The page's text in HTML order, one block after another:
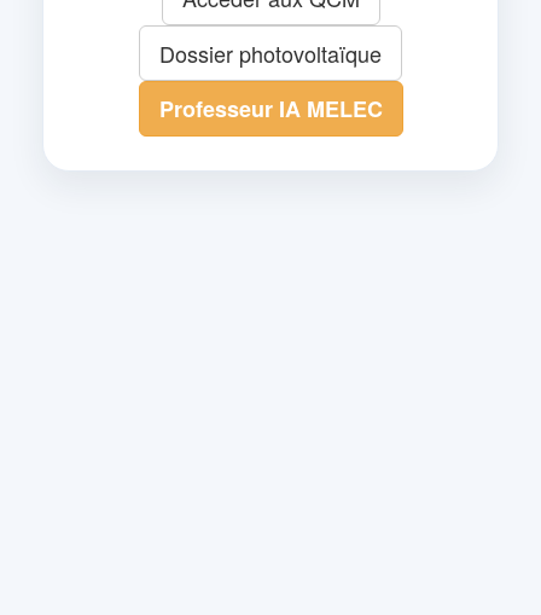
Dossier photovoltaïque
Professeur IA MELEC